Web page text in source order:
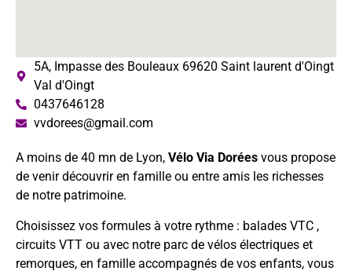
5A, Impasse des Bouleaux 69620 Saint laurent d'Oingt
Val d'Oingt
0437646128
vvdorees@gmail.com
A moins de 40 mn de Lyon, Vélo Via Dorées vous propose
de venir découvrir en famille ou entre amis les richesses
de notre patrimoine.
Choisissez vos formules à votre rythme : balades VTC ,
circuits VTT ou avec notre parc de vélos électriques et
remorques, en famille accompagnés de vos enfants, vous